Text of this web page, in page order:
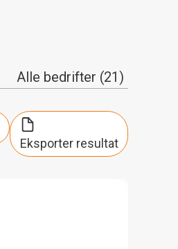
Alle bedrifter (21)
Eksporter resultat